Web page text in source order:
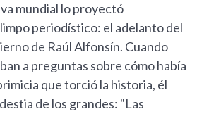
mundial lo proyectó
periodístico: el adelanto del
de Raúl Alfonsín. Cuando
a preguntas sobre cómo había
que torció la historia, él
de los grandes: "Las